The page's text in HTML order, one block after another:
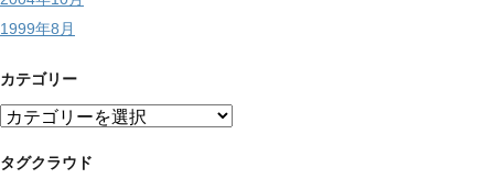
1999年8月
カテゴリー
カ
ゴ
タグクラウド